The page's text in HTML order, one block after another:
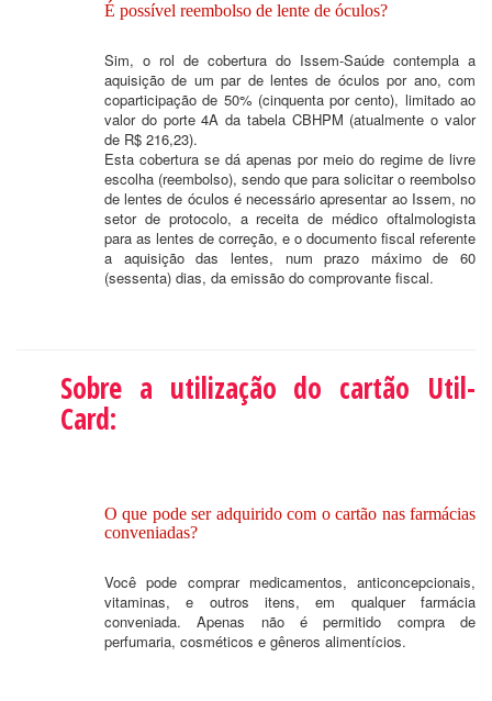
É possível reembolso de lente de óculos?
Sim, o rol de cobertura do Issem-Saúde contempla a
aquisição de um par de lentes de óculos por ano, com
coparticipação de 50% (cinquenta por cento), limitado ao
valor do porte 4A da tabela CBHPM (atualmente o valor
de R$ 216,23).
Esta cobertura se dá apenas por meio do regime de livre
escolha (reembolso), sendo que para solicitar o reembolso
de lentes de óculos é necessário apresentar ao Issem, no
setor de protocolo, a receita de médico oftalmologista
para as lentes de correção, e o documento fiscal referente
a aquisição das lentes, num prazo máximo de 60
(sessenta) dias, da emissão do comprovante fiscal.
Sobre a utilização do cartão Util-
Card:
O que pode ser adquirido com o cartão nas farmácias
conveniadas?
Você pode comprar medicamentos, anticoncepcionais,
vitaminas, e outros itens, em qualquer farmácia
conveniada. Apenas não é permitido compra de
perfumaria, cosméticos e gêneros alimentícios.